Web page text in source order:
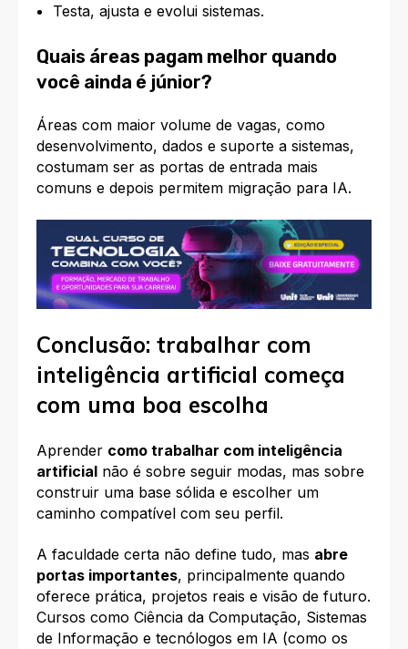
Testa, ajusta e evolui sistemas.
Quais áreas pagam melhor quando
você ainda é júnior?
Áreas com maior volume de vagas, como
desenvolvimento, dados e suporte a sistemas,
costumam ser as portas de entrada mais
comuns e depois permitem migração para IA.
Conclusão: trabalhar com
inteligência artificial começa
com uma boa escolha
Aprender como trabalhar com inteligência
artificial não é sobre seguir modas, mas sobre
construir uma base sólida e escolher um
caminho compatível com seu perfil.
A faculdade certa não define tudo, mas abre
portas importantes, principalmente quando
oferece prática, projetos reais e visão de futuro.
Cursos como Ciência da Computação, Sistemas
de Informação e tecnólogos em IA (como os